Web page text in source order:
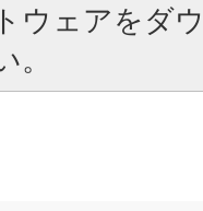
ウェアをダ